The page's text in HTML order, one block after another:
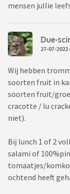
mensen jullie
Due-
27-07-2022
Wij hebben
soorten fruit in
soorten fruit/
cracotte / lu
niet).
Bij lunch 1 of 2
salami of
tomaatjes/
ochtend heeft